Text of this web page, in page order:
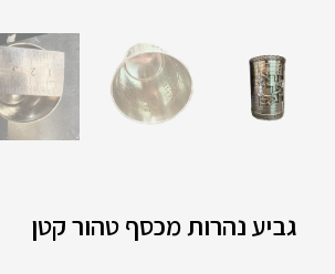
גביע נהרות מכסף טהור קטן